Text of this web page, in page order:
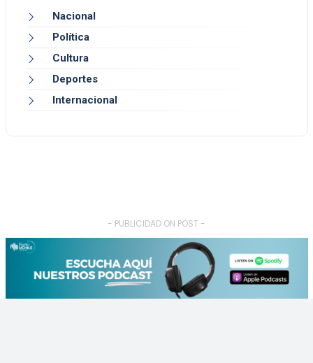
Nacional
Política
Cultura
Deportes
Internacional
- PUBLICIDAD ON POST -